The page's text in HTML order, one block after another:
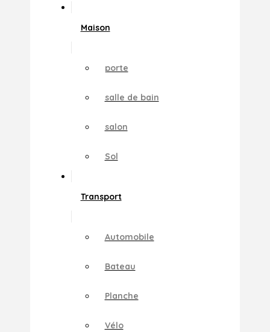
Maison
porte
salle de bain
salon
Sol
Transport
Automobile
Bateau
Planche
Vélo